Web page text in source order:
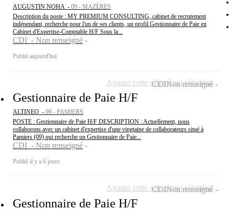
AUGUSTIN NOHA - 09 - MAZÈRES
Description du poste : MY PREMIUM CONSULTING, cabinet de recrutement
indépendant, recherche pour l'un de ses clients, un profil Gestionnaire de Paie en
Cabinet d'Expertise-Comptable H/F Sous la...
CDI - Non renseigné
Publié aujourd'hui
Gestionnaire de Paie H/F
ALTINEO - 09 - PAMIERS
POSTE : Gestionnaire de Paie H/F DESCRIPTION : Actuellement, nous
collaborons avec un cabinet d'expertise d'une vingtaine de collaborateurs situé à
Pamiers (09) qui recherche un Gestionnaire de Paie...
CDI - Non renseigné
Publié il y a 6 jours
CDINon renseigné
Ajouter cette offre à ma sélection
Gestionnaire de Paie H/F
CDINon renseigné
Ajouter cette offre à ma sélection